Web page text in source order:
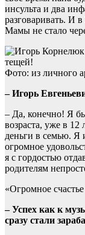
инсульта и два
разговаривать. И
Мамы не стало
Фото: из личного
– Игорь
– Да, конечно! Я
возраста, уже в 12
деньги в семью. Я
огромное
я с гордостью
родителям
«Огромное
– Успех как к
сразу стали